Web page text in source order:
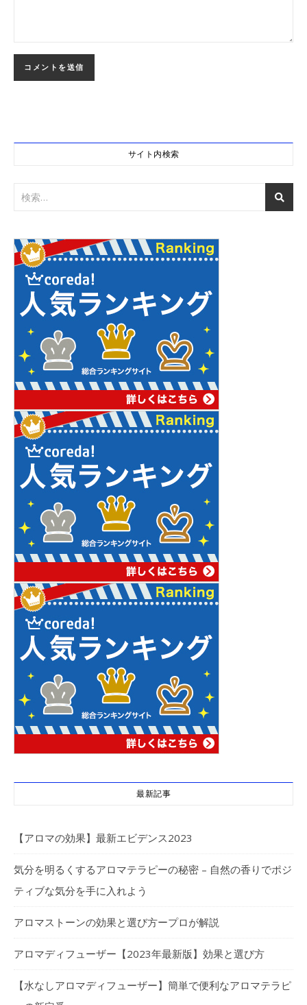
サイト内検索
最新記事
【アロマの効果】最新エビデンス2023
気分を明るくするアロマテラピーの秘密 – 自然の香りでポジ
ティブな気分を手に入れよう
アロマストーンの効果と選び方ープロが解説
アロマディフューザー【2023年最新版】効果と選び方
【水なしアロマディフューザー】簡単で便利なアロマテラピ